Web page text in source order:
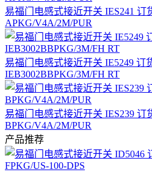
易福门电感式接近开关 IES241 订
APKG/V4A/2M/PUR
易福门电感式接近开关 IE5249 订
IEB3002BBPKG/3M/FH RT
易福门电感式接近开关 IES239 订
BPKG/V4A/2M/PUR
产品推荐